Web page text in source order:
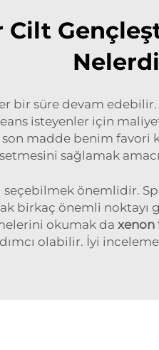
Cilt
bir süre devam
isteyenler için
madde benim favori
sağlamak
önemlidir.
birkaç önemli
okumak da xenon
olabilir. İyi